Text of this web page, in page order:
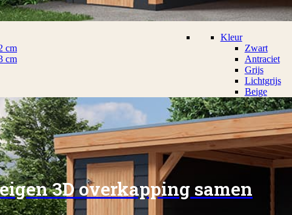
cm
cm
Kleur
Zwart
Antraciet
Grijs
Lichtgrijs
Beige
3D overkapping samen